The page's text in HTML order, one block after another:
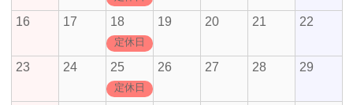
16 17 18
定休日
19 20 21 22
23 24 25
定休日
26 27 28 29